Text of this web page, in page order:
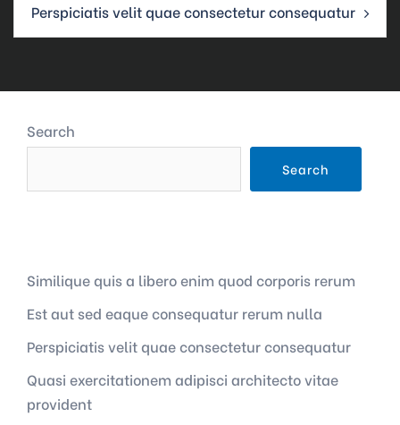
Perspiciatis velit quae consectetur consequatur
Search
Search
Similique quis a libero enim quod corporis rerum
Est aut sed eaque consequatur rerum nulla
Perspiciatis velit quae consectetur consequatur
Quasi exercitationem adipisci architecto vitae
provident